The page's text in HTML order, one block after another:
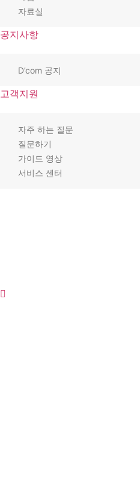
자료실
공지사항
D’com 공지
고객지원
자주 하는 질문
질문하기
가이드 영상
서비스 센터